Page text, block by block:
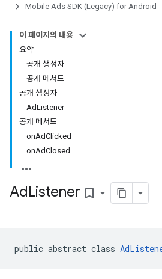
Mobile Ads SDK (Legacy) for Android
이 페이지의 내용
요약
공개 생성자
공개 메서드
공개 생성자
AdListener
공개 메서드
onAdClicked
onAdClosed
AdListener bookmark_border
public abstract class